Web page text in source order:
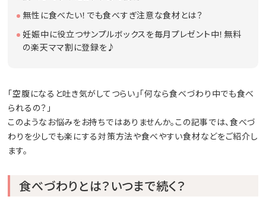
無性に食べたい！でも食べすぎ注意な食材とは？
妊娠中に役立つサンプルボックスを毎月プレゼント中！無料
の楽天ママ割に登録を♪
「空腹になると吐き気がしてつらい」「何なら食べづわり中でも食べ
られるの？」
このようなお悩みをお持ちではありませんか。この記事では、食べづ
わりを少しでも楽にする対策方法や食べやすい食材などをご紹介し
ます。
食べづわりとは？いつまで続く？